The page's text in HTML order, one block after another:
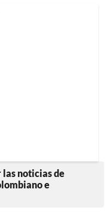
las noticias de
e